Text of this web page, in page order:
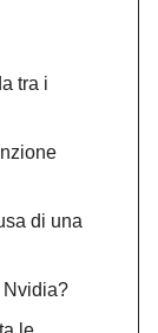
tra i
di una
Nvidia?